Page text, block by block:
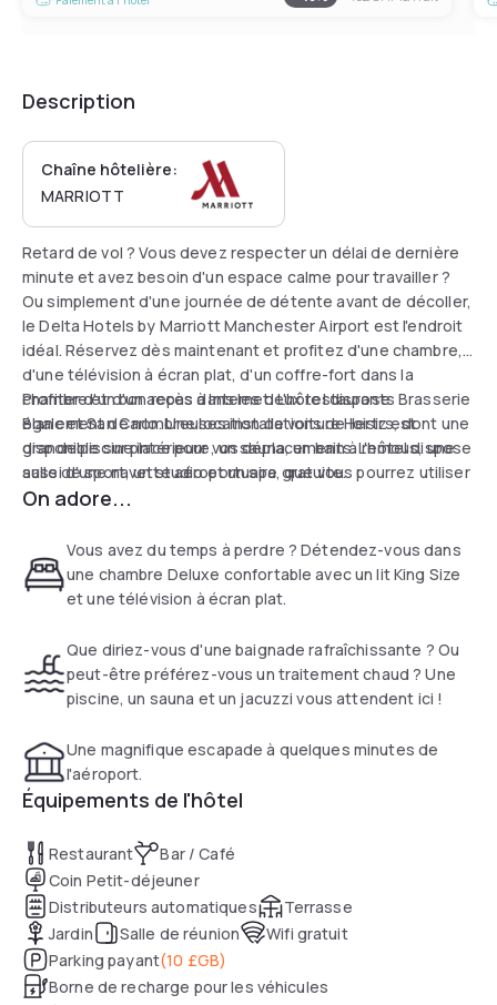
Description
Chaîne hôtelière:
MARRIOTT
Retard de vol ? Vous devez respecter un délai de dernière
minute et avez besoin d'un espace calme pour travailler ?
Ou simplement d'une journée de détente avant de décoller,
le Delta Hotels by Marriott Manchester Airport est l'endroit
idéal. Réservez dès maintenant et profitez d'une chambre,
d'une télévision à écran plat, d'un coffre-fort dans la
chambre et d'un accès à Internet. L'hôtel dispose
également de nombreuses installations de loisirs, dont une
grande piscine intérieure, un sauna, un bain à remous, une
salle de sport, un studio et un spa, que vous pourrez utiliser
pendant votre séjour.
Profiter d'un bon repas dans les deux restaurants Brasserie
Blanc et San Carlo. Une location de voiture Hertz est
disponible sur place pour vos déplacements. L'hôtel dispose
aussi d'une navette aéroportuaire gratuite.
On adore...
Vous avez du temps à perdre ? Détendez-vous dans
une chambre Deluxe confortable avec un lit King Size
et une télévision à écran plat.
Que diriez-vous d'une baignade rafraîchissante ? Ou
peut-être préférez-vous un traitement chaud ? Une
piscine, un sauna et un jacuzzi vous attendent ici !
Une magnifique escapade à quelques minutes de
l'aéroport.
Équipements de l'hôtel
Restaurant
Bar / Café
Coin Petit-déjeuner
Distributeurs automatiques
Terrasse
Jardin
Salle de réunion
Wifi gratuit
Parking payant(10 £GB)
Borne de recharge pour les véhicules